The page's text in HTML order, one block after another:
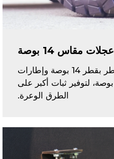
عجلات مقاس 14 بوصة
عجلات ألمنيوم سباعية القطر بقطر 14 بوصة وإطارات
خارج الطرق بقطر 22 بوصة، لتوفير ثبات أكبر على
الطرق الوعرة.